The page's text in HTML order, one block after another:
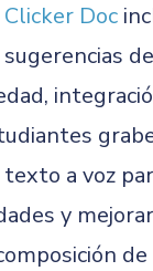
Clicker Doc
a voz
y